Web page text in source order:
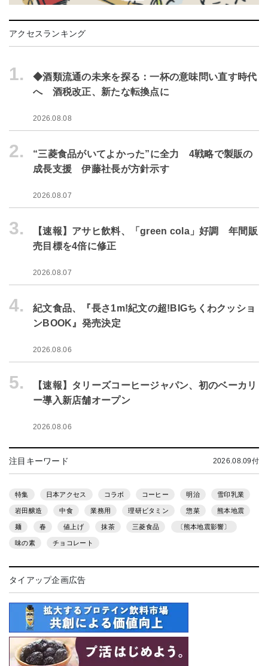
アクセスランキング
1.
◆酒類流通の未来を探る：一杯の意味問い直す時代
へ 酒税改正、新たな転換点に
2026.08.08
2.
“三菱食品がいてよかった”に全力 4戦略で製販の
成長支援 伊藤社長が方針示す
2026.08.07
3.
【速報】アサヒ飲料、「green cola」好調 年間販
売目標を4倍に修正
2026.08.07
4.
紀文食品、『長さ1m!紀文の超!BIGちくわクッショ
ンBOOK』発売決定
2026.08.06
5.
【速報】タリーズコーヒージャパン、初のベーカリ
ー導入新店舗オープン
2026.08.06
注目キーワード 2026.08.09付
特集 日本アクセス コラボ コーヒー 明治 雪印乳業
岩田醸造 中食 業務用 理研ビタミン 惣菜 熊本地震
麺 春 値上げ 抹茶 三菱食品 〔熊本地震影響〕
味の素 チョコレート
タイアップ企画広告